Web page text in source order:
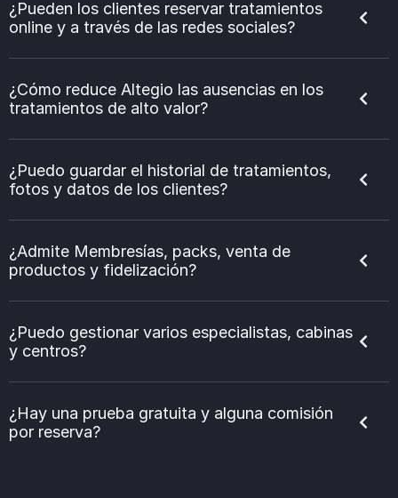
¿Pueden los clientes reservar tratamientos
online y a través de las redes sociales?
¿Cómo reduce Altegio las ausencias en los
tratamientos de alto valor?
¿Puedo guardar el historial de tratamientos,
fotos y datos de los clientes?
¿Admite Membresías, packs, venta de
productos y fidelización?
¿Puedo gestionar varios especialistas, cabinas
y centros?
¿Hay una prueba gratuita y alguna comisión
por reserva?